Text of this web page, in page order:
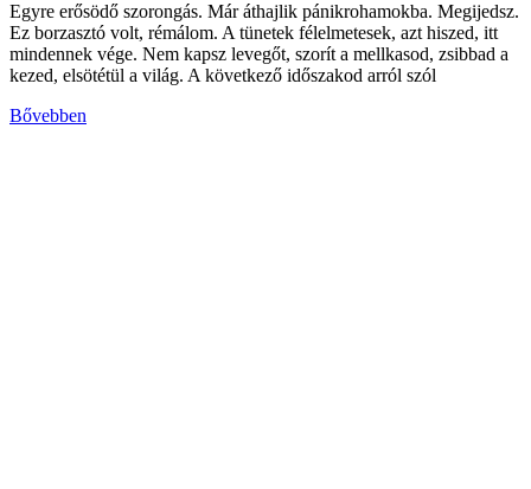
Egyre erősödő szorongás. Már áthajlik pánikrohamokba. Megijedsz.
Ez borzasztó volt, rémálom. A tünetek félelmetesek, azt hiszed, itt
mindennek vége. Nem kapsz levegőt, szorít a mellkasod, zsibbad a
kezed, elsötétül a világ. A következő időszakod arról szól
Bővebben